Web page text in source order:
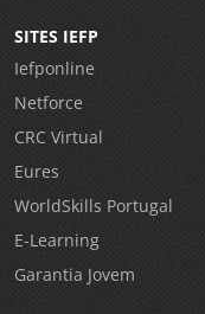
SITES IEFP
Iefponline
Netforce
CRC Virtual
Eures
WorldSkills Portugal
E-Learning
Garantia Jovem